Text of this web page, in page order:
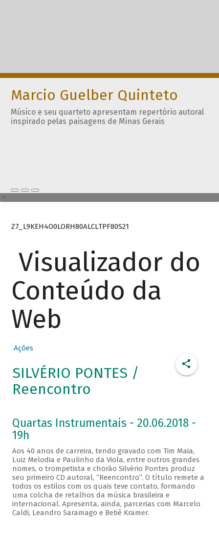
Marcio Guelber Quinteto
Músico e seu quarteto apresentam repertório autoral
inspirado pelas paisagens de Minas Gerais
Z7_L9KEH4O0LORH80ALCLTPF80S21
Visualizador do
Conteúdo da
Web
Ações
SILVÉRIO PONTES /
Reencontro
Quartas Instrumentais - 20.06.2018 -
19h
Aos 40 anos de carreira, tendo gravado com Tim Maia,
Luiz Melodia e Paulinho da Viola, entre outros grandes
nomes, o trompetista e chorão Silvério Pontes produz
seu primeiro CD autoral, “Reencontro”. O título remete a
todos os estilos com os quais teve contato, formando
uma colcha de retalhos da música brasileira e
internacional. Apresenta, ainda, parcerias com Marcelo
Caldi, Leandro Saramago e Bebê Kramer.